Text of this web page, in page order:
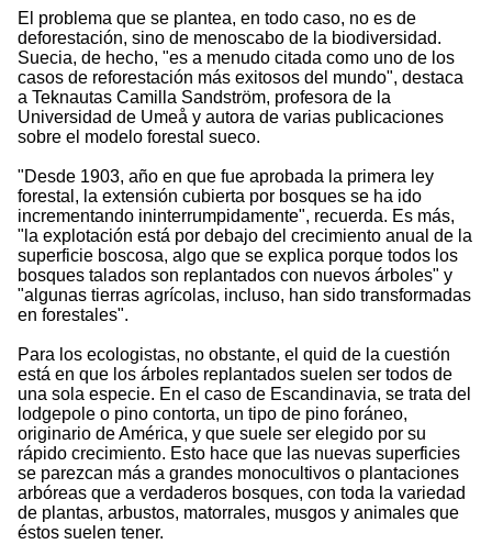
El problema que se plantea, en todo caso, no es de
deforestación, sino de menoscabo de la biodiversidad.
Suecia, de hecho, "es a menudo citada como uno de los
casos de reforestación más exitosos del mundo", destaca
a Teknautas Camilla Sandström, profesora de la
Universidad de Umeå y autora de varias publicaciones
sobre el modelo forestal sueco.
"Desde 1903, año en que fue aprobada la primera ley
forestal, la extensión cubierta por bosques se ha ido
incrementando ininterrumpidamente", recuerda. Es más,
"la explotación está por debajo del crecimiento anual de la
superficie boscosa, algo que se explica porque todos los
bosques talados son replantados con nuevos árboles" y
"algunas tierras agrícolas, incluso, han sido transformadas
en forestales".
Para los ecologistas, no obstante, el quid de la cuestión
está en que los árboles replantados suelen ser todos de
una sola especie. En el caso de Escandinavia, se trata del
lodgepole o pino contorta, un tipo de pino foráneo,
originario de América, y que suele ser elegido por su
rápido crecimiento. Esto hace que las nuevas superficies
se parezcan más a grandes monocultivos o plantaciones
arbóreas que a verdaderos bosques, con toda la variedad
de plantas, arbustos, matorrales, musgos y animales que
éstos suelen tener.